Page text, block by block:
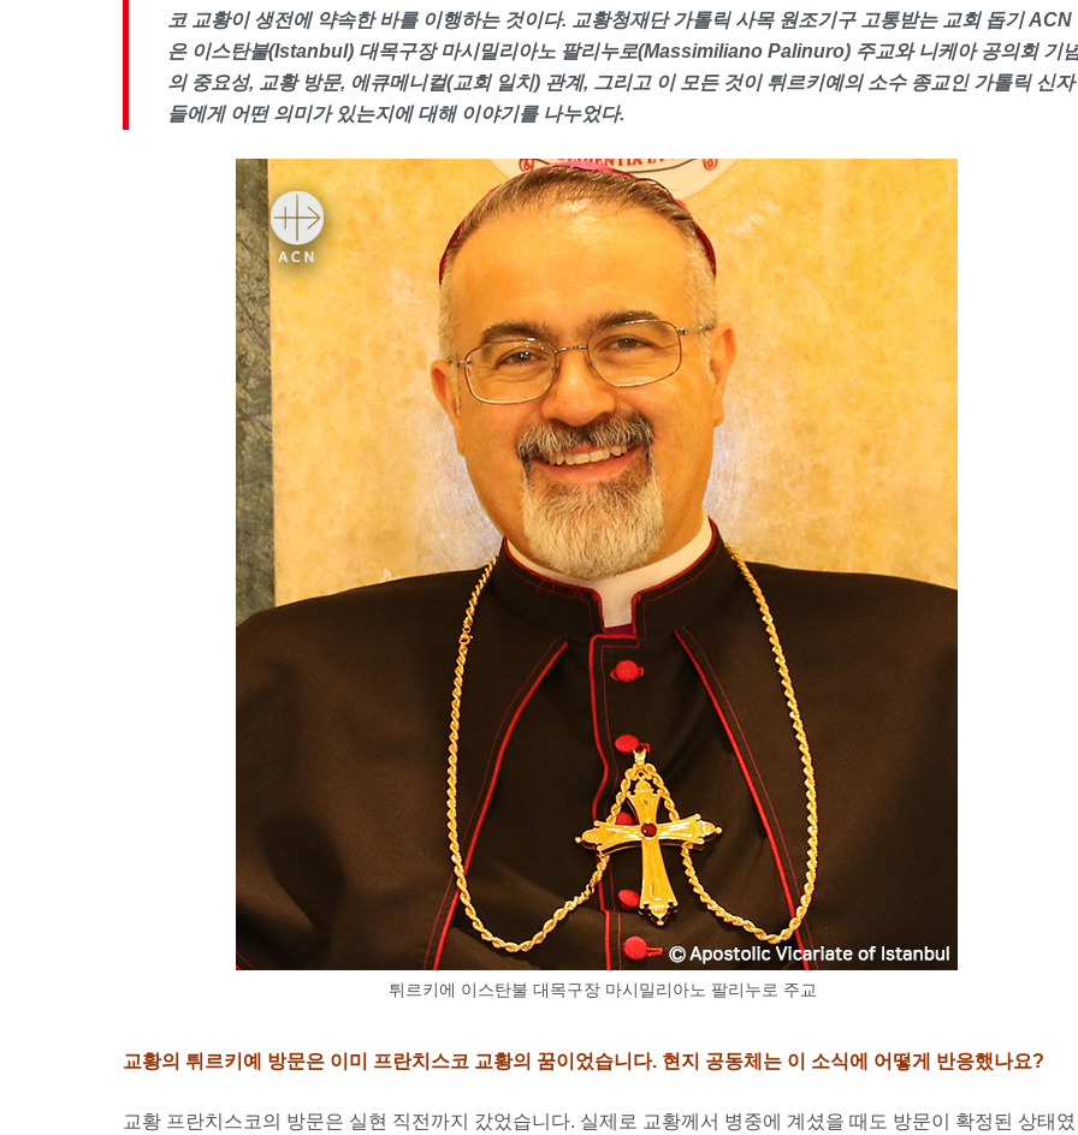
코 교황이 생전에 약속한 바를 이행하는 것이다. 교황청재단 가톨릭 사목 원조기구 고통받는 교회 돕기ACN
은 이스탄불(Istanbul) 대목구장 마시밀리아노 팔리누로(Massimiliano Palinuro) 주교와 니케아 공의회 기
의 중요성, 교황 방문, 에큐메니컬(교회 일치) 관계, 그리고 이 모든 것이 튀르키예의 소수 종교인 가톨릭 신자
들에게 어떤 의미가 있는지에 대해 이야기를 나누었다.
튀르키에 이스탄불 대목구장 마시밀리아노 팔리누로 주교
교황의 튀르키예 방문은 이미 프란치스코 교황의 꿈이었습니다. 현지 공동체는 이 소식에 어떻게 반응했나요?
교황 프란치스코의 방문은 실현 직전까지 갔었습니다. 실제로 교황께서 병중에 계셨을 때도 방문이 확정된 상태였